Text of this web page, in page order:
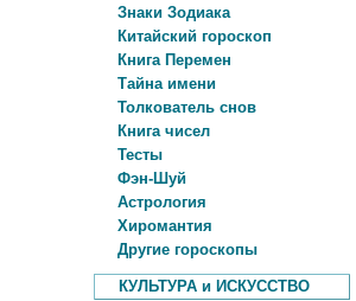
Знаки Зодиака
Китайский гороскоп
Книга Перемен
Тайна имени
Толкователь снов
Книга чисел
Тесты
Фэн-Шуй
Астрология
Хиромантия
Другие гороскопы
КУЛЬТУРА и ИСКУССТВО